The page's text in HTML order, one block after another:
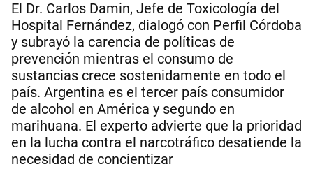
El Dr. Carlos Damin, Jefe de Toxicología del
Hospital Fernández, dialogó con Perfil Córdoba
y subrayó la carencia de políticas de
prevención mientras el consumo de
sustancias crece sostenidamente en todo el
país. Argentina es el tercer país consumidor
de alcohol en América y segundo en
marihuana. El experto advierte que la prioridad
en la lucha contra el narcotráfico desatiende la
necesidad de concientizar